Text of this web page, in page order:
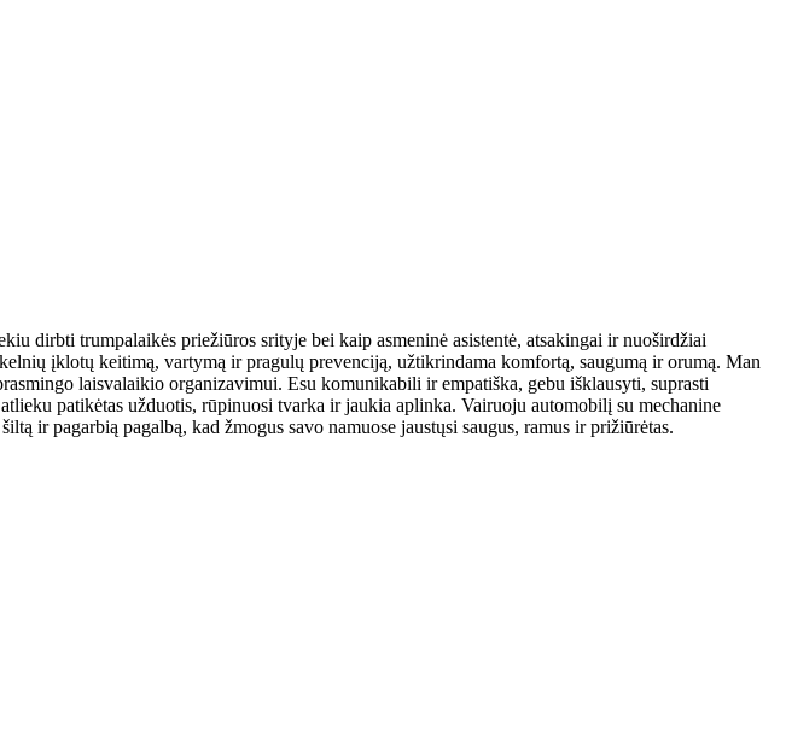
dirbti trumpalaikės priežiūros srityje bei kaip asmeninė asistentė, atsakingai ir nuoširdžiai
įklotų keitimą, vartymą ir pragulų prevenciją, užtikrindama komfortą, saugumą ir orumą. Man
laisvalaikio organizavimui. Esu komunikabili ir empatiška, gebu išklausyti, suprasti
patikėtas užduotis, rūpinuosi tvarka ir jaukia aplinka. Vairuoju automobilį su mechanine
ir pagarbią pagalbą, kad žmogus savo namuose jaustųsi saugus, ramus ir prižiūrėtas.